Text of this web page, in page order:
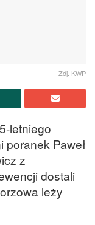
Zdj. KWP
letniego
Paweł
z
dostali
leży